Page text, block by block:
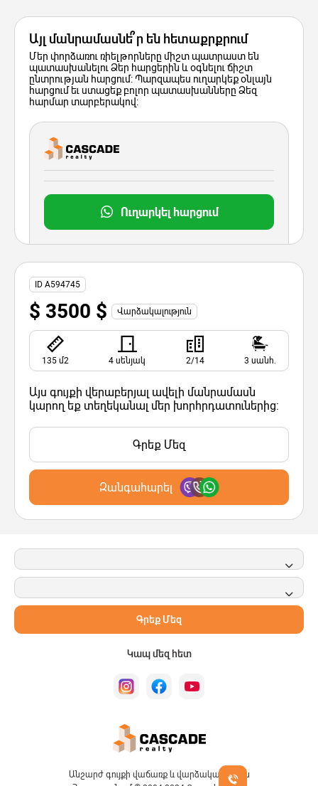
Այլ մանրամասնե՞ր են հետաքրքրում
Մեր փորձառու ռիելթորները միշտ պատրաստ են
պատասխանելու Ձեր հարցերին և օգնելու ճիշտ
ընտրության հարցում: Պարզապես ուղարկեք օնլայն
հարցում եւ ստացեք բոլոր պատասխանները Ձեզ
հարմար տարբերակով:
Ուղարկել հարցում
ID A594745
$ 3500 $ Վարձակալություն
135 մ2 4 սենյակ 2/14 3 սանհ.
Այս գույքի վերաբերյալ ավելի մանրամասն
կարող եք տեղեկանալ մեր խորհրդատուներից:
Գրեք Մեզ
Զանգահարել
Գրեք Մեզ
Կապ մեզ հետ
Անշարժ գույքի վաճառք և վարձակալություն